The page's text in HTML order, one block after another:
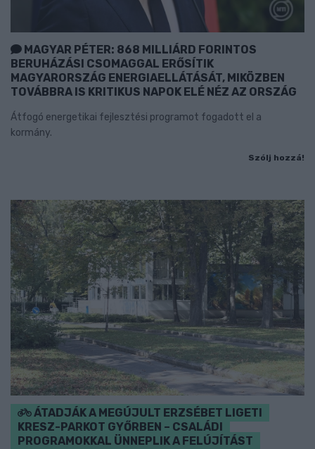
MAGYAR PÉTER: 868 MILLIÁRD FORINTOS
BERUHÁZÁSI CSOMAGGAL ERŐSÍTIK
MAGYARORSZÁG ENERGIAELLÁTÁSÁT, MIKÖZBEN
TOVÁBBRA IS KRITIKUS NAPOK ELÉ NÉZ AZ ORSZÁG
Átfogó energetikai fejlesztési programot fogadott el a
kormány.
Szólj hozzá!
ÁTADJÁK A MEGÚJULT ERZSÉBET LIGETI
KRESZ-PARKOT GYŐRBEN – CSALÁDI
PROGRAMOKKAL ÜNNEPLIK A FELÚJÍTÁST